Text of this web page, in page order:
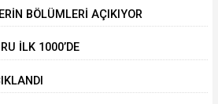
BÖLÜMLERİ AÇIKIYOR
İLK 1000’DE